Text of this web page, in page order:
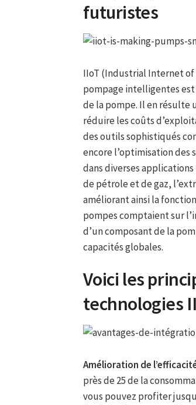
futuristes
IIoT (Industrial Internet of
pompage intelligentes
de la pompe. Il en résulte
réduire les coûts
des outils sophistiqués
encore l’optimisation des
dans diverses
de pétrole et de gaz,
améliorant ainsi la
pompes comptaient sur
d’un composant de la
capacités globales.
Voici les
technologies
Amélioration de
près de 25 de la
vous pouvez profiter